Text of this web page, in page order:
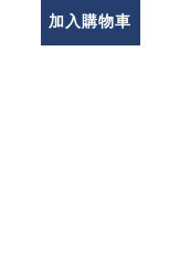
加入購物車